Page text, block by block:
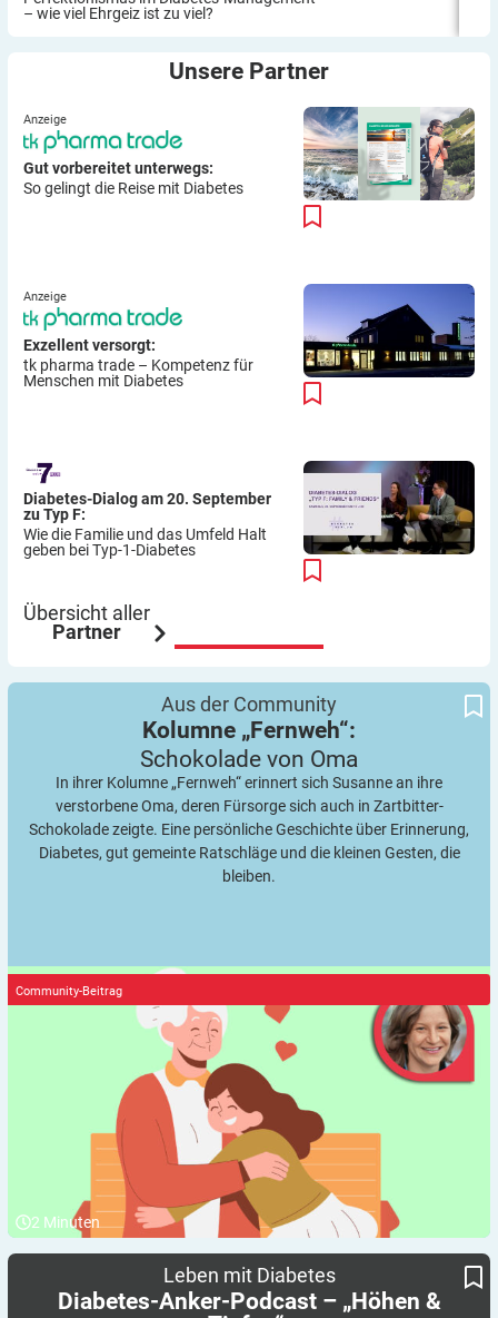
– wie viel Ehrgeiz ist zu viel?
Aus der Community
Kolumne „Fernweh“:
Schokolade von Oma
In ihrer Kolumne „Fernweh“ erinnert sich Susanne an ihre
verstorbene Oma, deren Fürsorge sich auch in Zartbitter-
Schokolade zeigte. Eine persönliche Geschichte über Erinnerung,
Diabetes, gut gemeinte Ratschläge und die kleinen Gesten, die
bleiben.
2 Minuten
Community-Beitrag
Katharina?
Leben mit Diabetes
Diabetes-Anker-Podcast – „Höhen &
Unsere Partner
Anzeige
Gut vorbereitet unterwegs:
So gelingt die Reise mit Diabetes
Anzeige
Exzellent versorgt:
tk pharma trade – Kompetenz für
Menschen mit Diabetes
Diabetes-Dialog am 20. September
zu Typ F:
Wie die Familie und das Umfeld Halt
geben bei Typ-1-Diabetes
Übersicht aller
Partner